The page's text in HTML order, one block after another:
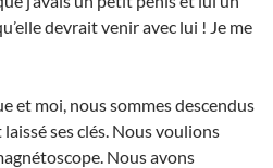
devrait venir avec lui ! Je me
et moi, nous sommes descendus
ses clés. Nous voulions
Nous avons